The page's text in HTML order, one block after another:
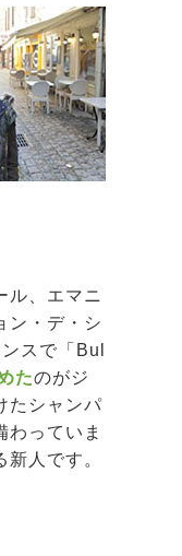
ル、エマニ
ン・デ・シ
スで「Bul
たのがジ
たシャンパ
わっていま
人です。